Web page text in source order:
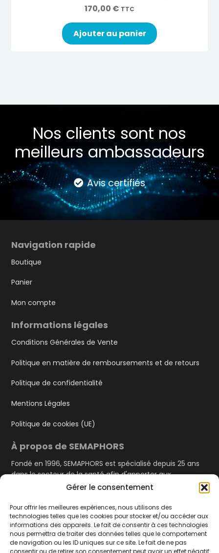
Gérer le consentement
Pour offrir les meilleures expériences, nous utilisons des
technologies telles que les cookies pour stocker et/ou accéder aux
informations des appareils. Le fait de consentir à ces technologies
nous permettra de traiter des données telles que le comportement
de navigation ou les ID uniques sur ce site. Le fait de ne pas
consentir ou de retirer son consentement peut avoir un effet négatif
170,00 € TTC
Ajouter au panier
Nos clients sont nos
meilleurs ambassadeurs
Avis certifiés
Navigation rapide
Boutique
Panier
Mon compte
Informations légales
Conditions Générales de Vente
Politique en matière de remboursements et de retours
Politique de confidentialité
Mentions Légales
Politique de cookies (UE)
À propos de SEMAPHORS
Fondé en 1996, SEMAPHORS est spécialisé depuis 25 ans
dans le secteur de la santé afin d'apporter aux
professionnels de santé du Grand Ouest un service de
découvrir Semaphors
Contact
Semaphors